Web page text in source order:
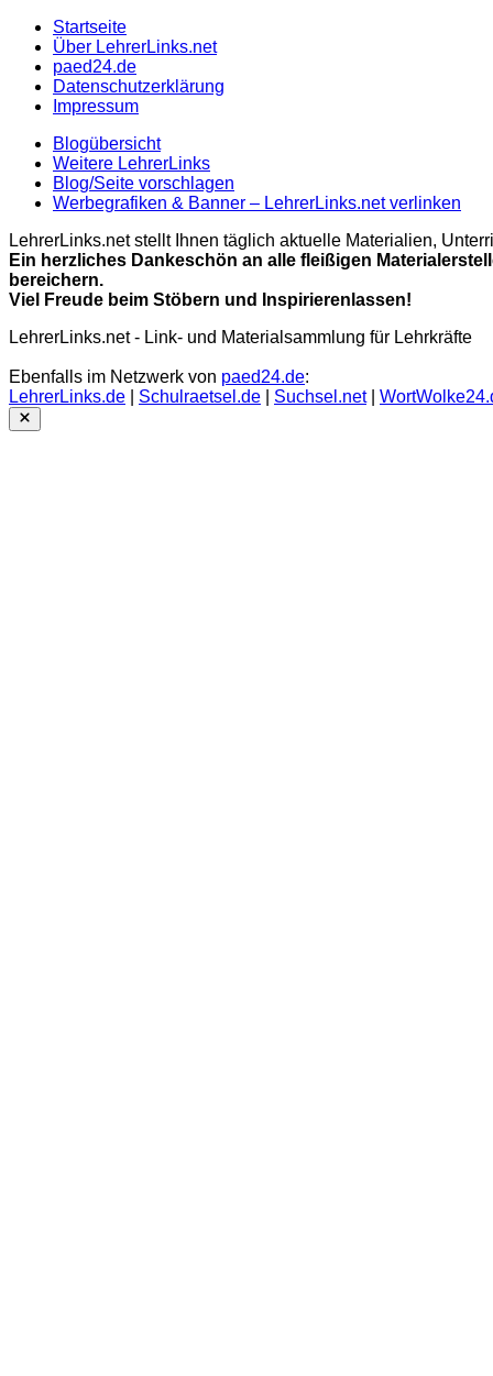
Startseite
Über LehrerLinks.net
paed24.de
Datenschutzerklärung
Impressum
Blogübersicht
Weitere LehrerLinks
Blog/Seite vorschlagen
Werbegrafiken & Banner – LehrerLinks.net verlinken
LehrerLinks.net stellt Ihnen täglich aktuelle Materialien,
Ein herzliches Dankeschön an alle fleißigen
bereichern.
Viel Freude beim Stöbern und Inspirierenlassen!
LehrerLinks.net - Link- und Materialsammlung für Lehrkräfte
Ebenfalls im Netzwerk von paed24.de:
LehrerLinks.de
Schulraetsel.de Suchsel.net|
Close